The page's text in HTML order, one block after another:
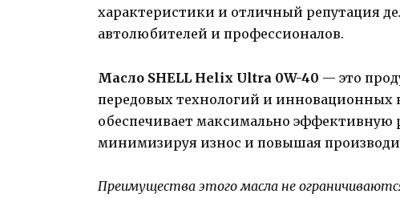
характеристики и отличный репутация
автолюбителей и профессионалов.
Масло SHELL Helix Ultra 0W-40 — это
передовых технологий и инновационных
обеспечивает максимально эффективную
минимизируя износ и повышая
Преимущества этого масла не